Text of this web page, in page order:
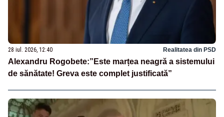
28 iul. 2026, 12:40 Realitatea din PSD
Alexandru Rogobete:”Este marțea neagră a sistemului
de sănătate! Greva este complet justificată”